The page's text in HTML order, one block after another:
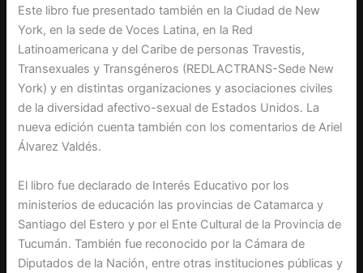
Este libro fue presentado también en la Ciudad de New
York, en la sede de Voces Latina, en la Red
Latinoamericana y del Caribe de personas Travestis,
Transexuales y Transgéneros (REDLACTRANS-Sede New
York) y en distintas organizaciones y asociaciones civiles
de la diversidad afectivo-sexual de Estados Unidos. La
nueva edición cuenta también con los comentarios de Ariel
Álvarez Valdés.
El libro fue declarado de Interés Educativo por los
ministerios de educación las provincias de Catamarca y
Santiago del Estero y por el Ente Cultural de la Provincia de
Tucumán. También fue reconocido por la Cámara de
Diputados de la Nación, entre otras instituciones públicas y